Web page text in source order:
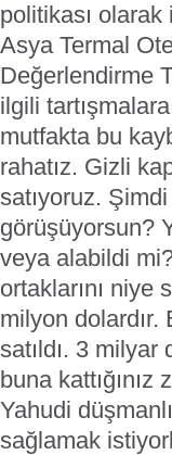
politikası
Asya Termal
Değerlendirme
ilgili
mutfakta bu
rahatız. Gizli
satıyoruz.
görüşüyorsun?
veya alabildi
ortaklarını niye
milyon
satıldı. 3 milyar
buna
Yahudi
sağlamak